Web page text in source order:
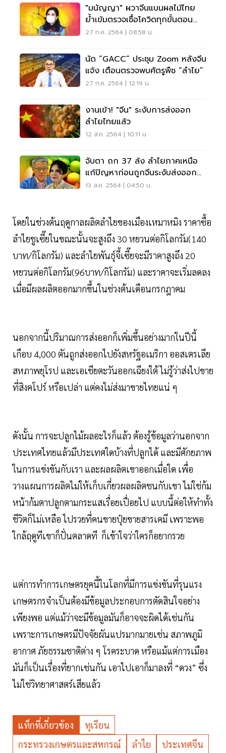
"มนัญญา" ผวาจีนแบนผลไม้ไทย
ย้ำเข้มตรวจเชื้อโควิดทุกขั้นตอน
อย่าพลาด
27 ก.ค. 2564 | 08:58 น.
นัด “GACC” ประชุม Zoom หลังจีน
แจ้ง เตือนตรวจพบศัตรูพืช “ลำไย”
27 ก.ค. 2564 | 12:19 น.
งานเข้า! "จีน" ระงับการส่งออก
ลำไยไทยแล้ว
12 ส.ค. 2564 | 10:11 น.
จับตา ถก 37 ล้ง ลำไยภาคเหนือ
แก้ปัญหาก่อนถูกจีนระงับส่งออก
ลำไย
13 ส.ค. 2564 | 04:50 น.
โดยในช่วงต้นฤดูกาลผลิตลำไยของเมืองเหมาหมิง ราคาซื้อ
ลำไยชูเซี๊ยในขณะนั้นจะสูงถึง 30 หยวนต่อกิโลกรัม(140
บาท/กิโลกรัม) และลำไยพันธุ์จี้เซี๊ยจะมีราคาสูงถึง 20
หยวนต่อกิโลกรัม(96บาท/กิโลกรัม) และราคาจะเริ่มลดลง
เมื่อมีผลผลิตออกมากขึ้นในช่วงต้นเดือนกรกฎาคม
นอกจากนี้ปริมาณการส่งออกก็เพิ่มขึ้นอย่างมากในปีนี้
เกือบ 4,000 ตันถูกส่งออกไปยังสหรัฐอเมริกา ออสเตรเลีย
สหภาพยุโรป และเอเชียตะวันออกเฉียงใต้ ไม่รู้ว่าส่งไปขาย
ที่สิงคโปร์ หรือเปล่า แต่คงไม่ส่งมาขายไทยแน่ ๆ
ดังนั้น การจะปลูกไม้ผลอะไรก็แล้ว ต้องรู้ข้อมูลว่านอกจาก
ประเทศไทยแล้วมีประเทศใดบ้างที่ปลูกได้ และมีศักยภาพ
ในการแข่งขันกับเรา และผลผลิตเขาออกเมื่อใด เพื่อ
วางแผนการผลิตไม่ให้เก็บเกี่ยวผลผลิตชนกับเขา ไม่ใช่ก้ม
หน้าก้มตาปลูกตามกระแสเรื่อยเปื่อยไป แบบนี้ต่อให้ทำทั้ง
ชีวิตก็ไม่เหลือ ไปรวยที่คนขายปุ๋ยขายสารเคมี เพราะพอ
ใกล้ฤดูทีเขาก็ปั่นตลาดที ก็เข้าใจว่าใครก็อยากรวย
แต่การทำการเกษตรยุคนี้ในโลกที่มีการแข่งขันที่รุนแรง
เกษตรกรจำเป็นต้องมีข้อมูลประกอบการตัดสินใจอย่าง
เพียงพอ แต่แม้ว่าจะมีข้อมูลมันก็อาจจะผิดได้เช่นกัน
เพราะการเกษตรมีปัจจัยผันแปรมากมายเช่น สภาพภูมิ
อากาศ ภัยธรรมชาติต่าง ๆ โรคระบาด หรือแม้แต่การเมือง
มันก็เป็นเรื่องที่ยากเช่นกัน เอาไปเอาก็มาลงที่ “ดวง” ซึ่ง
ไม่ใช่วิทยาศาสตร์เสียแล้ว
แท็กที่เกี่ยวข้อง
ทุเรียน
กระทรวงเกษตรและสหกรณ์
ลำไย ประเทศจีน